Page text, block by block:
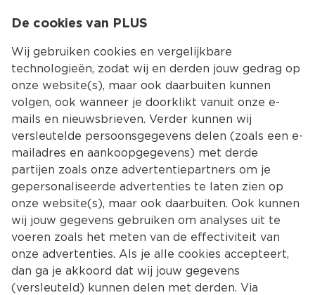
Kies jouw
Terug Producten
De cookies van PLUS
Wij gebruiken cookies en vergelijkbare
technologieën, zodat wij en derden jouw gedrag op
onze website(s), maar ook daarbuiten kunnen
volgen, ook wanneer je doorklikt vanuit onze e-
mails en nieuwsbrieven. Verder kunnen wij
versleutelde persoonsgegevens delen (zoals een e-
mailadres en aankoopgegevens) met derde
partijen zoals onze advertentiepartners om je
gepersonaliseerde advertenties te laten zien op
onze website(s), maar ook daarbuiten. Ook kunnen
wij jouw gegevens gebruiken om analyses uit te
voeren zoals het meten van de effectiviteit van
onze advertenties. Als je alle cookies accepteert,
dan ga je akkoord dat wij jouw gegevens
(versleuteld) kunnen delen met derden. Via